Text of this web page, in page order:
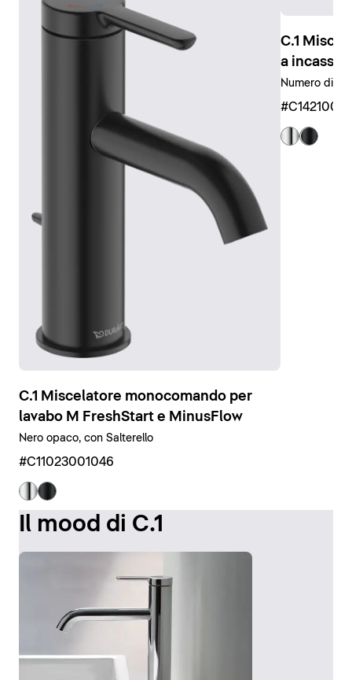
ad esempio per la doccetta e il soffione, garantiscono
un utilizzo intuitivo.
universali sono disponibili
anche in diverse dimensioni e varianti di design, da
soffioni a barra. È disponibile anche una vasta gamma
di accessori coordinati, come ad esempio bracci
doccia, flessibili e supporti.
Visualizza la rubinetteria doccia
C.1 Miscelatore monocomando per
lavabo M FreshStart e MinusFlow
Nero opaco, con Salterello
#C11023001046
C.1
a incasso
Numero di
Il mood di C.1